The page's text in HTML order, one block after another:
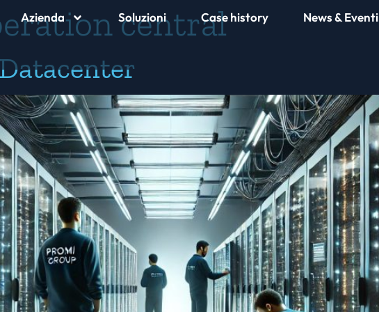
Azienda Soluzioni Case history News & Eventi
central